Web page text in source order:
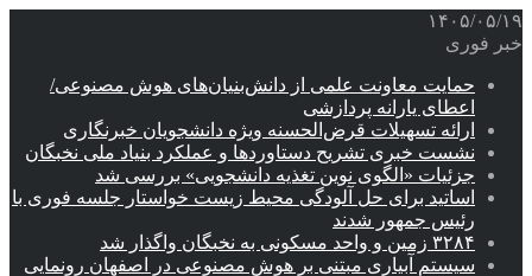
۱۴۰۵/۰۵/۱۹
خبر فوری
حمایت معاونت علمی از دانش‌بنیان‌های هوش مصنوعی/
اعطای یارانه پردازشی
ارائه تسهیلات قرض‌الحسنه ویژه دانشجویان خبرنگاری
نشست خبری تشریح دستاوردها و عملکرد بنیاد ملی نخبگان
جزئیات «الگوی نوین تغذیه دانشجویی» بررسی شد
اساتید برای حل آلودگی محیط زیست خواستار جلسه فوری با
رئیس جمهور شدند
۳۲۸۴ زمین و واحد مسکونی به نخبگان واگذار شد
سیستم آبیاری مبتنی بر هوش مصنوعی در اصفهان رونمایی